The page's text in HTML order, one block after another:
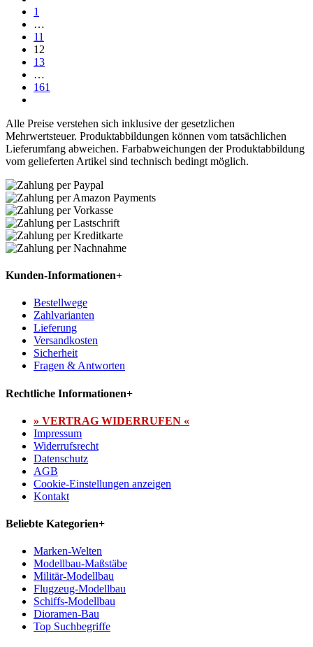
1
…
11
12
13
…
161
Alle Preise verstehen sich inklusive der gesetzlichen
Mehrwertsteuer. Produktabbildungen können vom tatsächlichen
Lieferumfang abweichen. Farbabweichungen der Produktabbildung
vom gelieferten Artikel sind technisch bedingt möglich.
Kunden-Informationen+
Bestellwege
Zahlvarianten
Lieferung
Versandkosten
Sicherheit
Fragen & Antworten
Rechtliche Informationen+
» VERTRAG WIDERRUFEN «
Impressum
Widerrufsrecht
Datenschutz
AGB
Cookie-Einstellungen anzeigen
Kontakt
Beliebte Kategorien+
Marken-Welten
Modellbau-Maßstäbe
Militär-Modellbau
Flugzeug-Modellbau
Schiffs-Modellbau
Dioramen-Bau
Top Suchbegriffe